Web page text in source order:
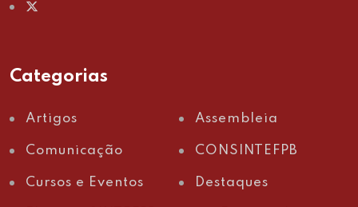
Categorias
Artigos Assembleia
Comunicação CONSINTEFPB
Cursos e Eventos Destaques